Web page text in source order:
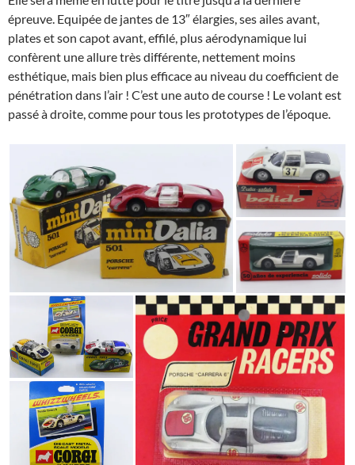
épreuve. Equipée de jantes de 13″ élargies, ses ailes avant,
plates et son capot avant, effilé, plus aérodynamique lui
confèrent une allure très différente, nettement moins
esthétique, mais bien plus efficace au niveau du coefficient de
pénétration dans l’air ! C’est une auto de course ! Le volant est
passé à droite, comme pour tous les prototypes de l’époque.